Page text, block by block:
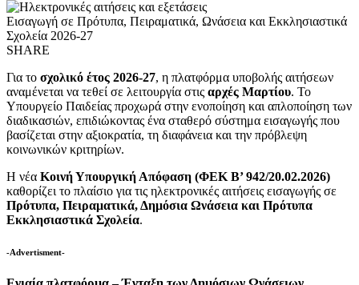
Εισαγωγή σε Πρότυπα, Πειραματικά, Ωνάσεια και Εκκλησιαστικά
Σχολεία 2026-27
SHARE
Για το σχολικό έτος 2026-27, η πλατφόρμα υποβολής αιτήσεων
αναμένεται να τεθεί σε λειτουργία στις αρχές Μαρτίου. Το
Υπουργείο Παιδείας προχωρά στην ενοποίηση και απλοποίηση των
διαδικασιών, επιδιώκοντας ένα σταθερό σύστημα εισαγωγής που
βασίζεται στην αξιοκρατία, τη διαφάνεια και την πρόβλεψη
κοινωνικών κριτηρίων.
Η νέα Κοινή Υπουργική Απόφαση (ΦΕΚ Β’ 942/20.02.2026)
καθορίζει το πλαίσιο για τις ηλεκτρονικές αιτήσεις εισαγωγής σε
Πρότυπα, Πειραματικά, Δημόσια Ωνάσεια και Πρότυπα
Εκκλησιαστικά Σχολεία.
-Advertisment-